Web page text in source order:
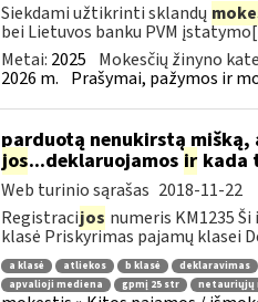
Siekdami užtikrinti sklandų
bei Lietuvos banku PVM
Metai: 2025 Mokesčių žinyno
2026 m. Prašymai, pažymos ir
parduotą nenukirstą
jos...deklaruojamos irkada
Web turinio sąrašas 2018-11-22
Registracijos numeris KM1235
klasė Priskyrimas pajamų klasei
a klasė atliekos b klasė deklaravimas
apvalioji mediena
gpmį 25 str netauriųjų